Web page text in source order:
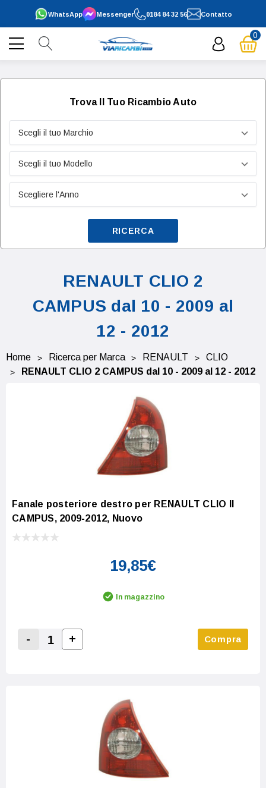
0184 84 32 56
WhatsApp Contatto
Messenger
0
Trova Il Tuo Ricambio Auto
RICERCA
RENAULT CLIO 2
CAMPUS dal 10 - 2009 al
12 - 2012
Home Ricerca per Marca RENAULT
CLIO
RENAULT CLIO 2 CAMPUS dal 10 - 2009 al 12 - 2012
Fanale posteriore destro per RENAULT CLIO II
CAMPUS, 2009-2012, Nuovo
19,85€
In magazzino
Decrease Quantity:
-
Increase Quantity:
+ Compra